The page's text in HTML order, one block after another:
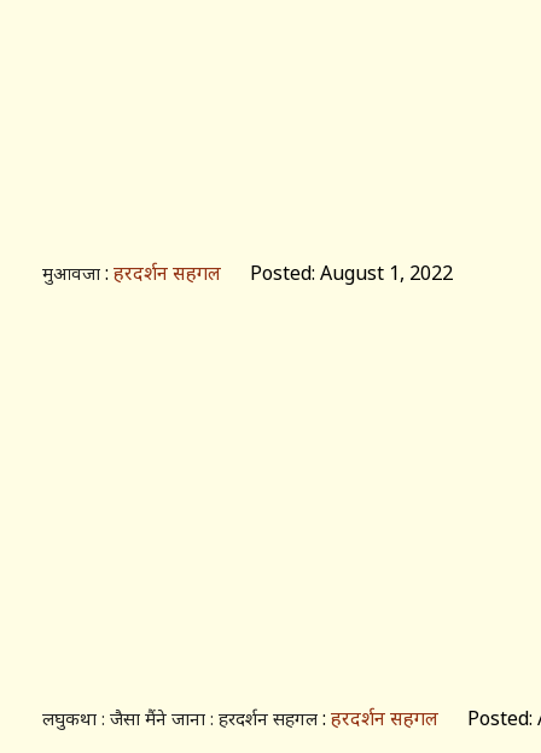
मुआवजा : हरदर्शन सहगल Posted: August 1, 2022
लघुकथा : जैसा मैंने जाना : हरदर्शन सहगल : हरदर्शन सहगल Posted: